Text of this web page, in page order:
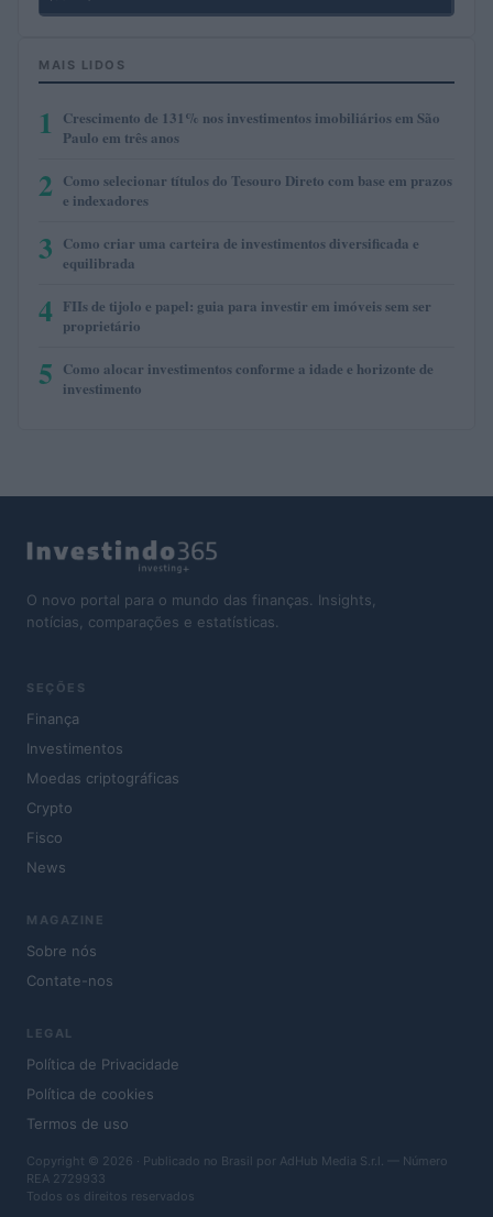
MAIS LIDOS
1
Crescimento de 131% nos investimentos imobiliários em São
Paulo em três anos
2 Como selecionar títulos do Tesouro Direto com base em prazos
e indexadores
3 Como criar uma carteira de investimentos diversificada e
equilibrada
4 FIIs de tijolo e papel: guia para investir em imóveis sem ser
proprietário
5 Como alocar investimentos conforme a idade e horizonte de
investimento
O novo portal para o mundo das finanças. Insights,
notícias, comparações e estatísticas.
SEÇÕES
Finança
Investimentos
Moedas criptográficas
Crypto
Fisco
News
MAGAZINE
Sobre nós
Contate-nos
LEGAL
Política de Privacidade
Política de cookies
Termos de uso
Copyright © 2026 · Publicado no Brasil por AdHub Media S.r.l. — Número
REA 2729933
Todos os direitos reservados